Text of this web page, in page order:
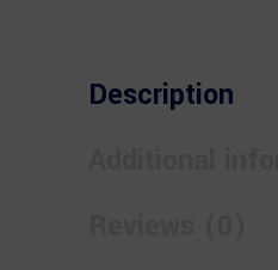
Description